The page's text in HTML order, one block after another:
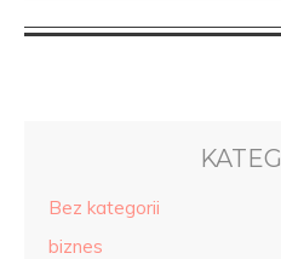
Bez kategorii
biznes